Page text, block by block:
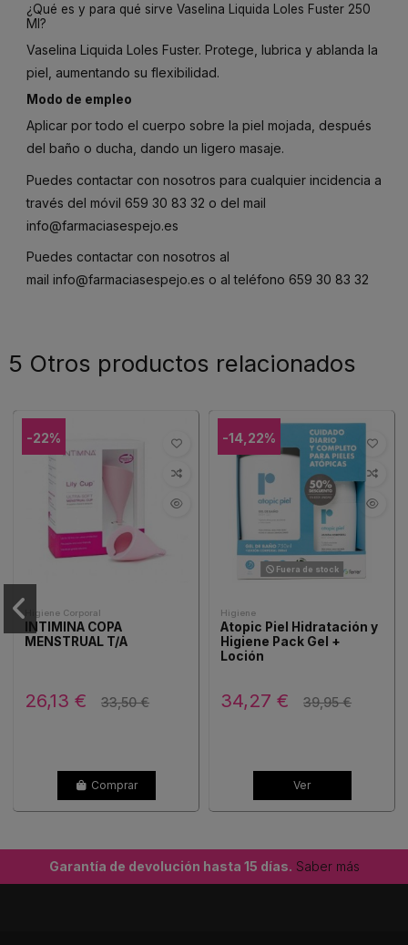
¿Qué es y para qué sirve Vaselina Liquida Loles Fuster 250
Ml?
Vaselina Liquida Loles Fuster. Protege, lubrica y ablanda la
piel, aumentando su flexibilidad.
Modo de empleo
Aplicar por todo el cuerpo sobre la piel mojada, después
del baño o ducha, dando un ligero masaje.
Puedes contactar con nosotros para cualquier incidencia a
través del móvil 659 30 83 32 o del mail
info@farmaciasespejo.es
Puedes contactar con nosotros al
mail info@farmaciasespejo.es o al teléfono 659 30 83 32
5 Otros productos relacionados
-22%
Higiene Corporal
INTIMINA COPA
MENSTRUAL T/A
26,13 € 33,50 €
Comprar
-14,22%
Fuera de stock
Higiene
Atopic Piel Hidratación y
Higiene Pack Gel +
Loción
34,27 € 39,95 €
Ver
Garantía de devolución hasta 15 días. Saber más